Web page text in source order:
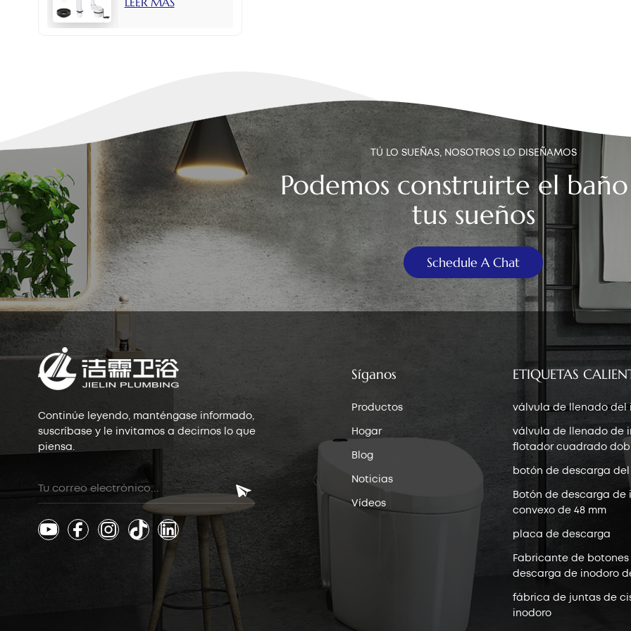
TÚ LO SUEÑAS, NOSOTROS LO DISEÑAMOS
Podemos construirte el
tus sueños
Schedule A Chat
Continúe leyendo, manténgase informado,
suscríbase y le invitamos a decirnos lo que
piensa.
Síganos
Productos
Hogar
Blog
Noticias
Vídeos
ETIQUETAS
válvula de llenado del
válvula de llenado de
flotador cuadrado
botón de descarga del
Botón de descarga de
convexo de 48 mm
placa de descarga
Fabricante de botones
descarga de inodoro
fábrica de juntas de
inodoro